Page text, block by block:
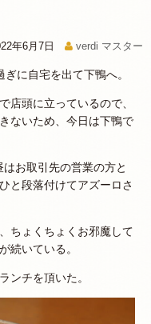
年6月7日 verdi マスター
に自宅を出て下鴨へ。
店頭に立っているので、
ないため、今日は下鴨で
お取引先の営業の方と
と段落付けてアズーロさ
ちょくちょくお邪魔して
続いている。
ンチを頂いた。